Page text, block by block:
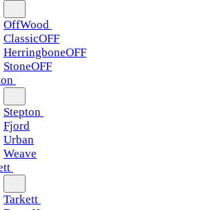
OffWood
ClassicOFF
HerringboneOFF
StoneOFF
Stepton
Fjord
Urban
Weave
Tarkett